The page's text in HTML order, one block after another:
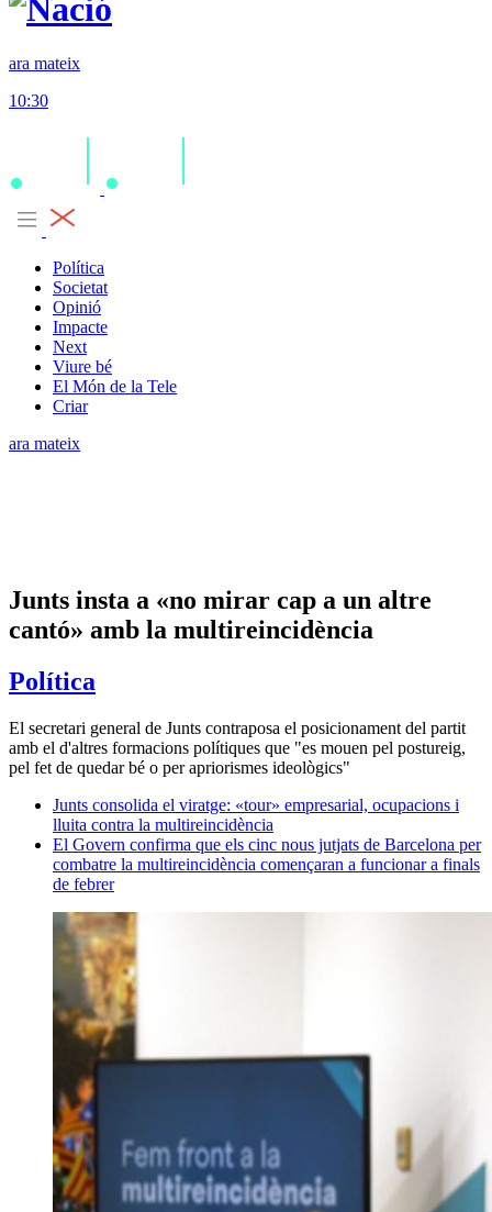
ara mateix
10:30
Política
Societat
Opinió
Impacte
Next
Viure bé
El Món de la Tele
Criar
ara mateix
Junts insta a «no mirar cap a un altre
cantó» amb la multireincidència
Política
El secretari general de Junts contraposa el posicionament del partit
amb el d'altres formacions polítiques que "es mouen pel postureig,
pel fet de quedar bé o per apriorismes ideològics"
Junts consolida el viratge: «tour» empresarial, ocupacions i
lluita contra la multireincidència
El Govern confirma que els cinc nous jutjats de Barcelona per
combatre la multireincidència començaran a funcionar a finals
de febrer